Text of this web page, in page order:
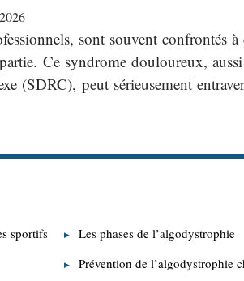
sont souvent confrontés
Ce syndrome douloureux,
(SDRC), peut sérieusement
sportifs
Les phases de l’algodystrophie
Prévention de l’algodystrophie